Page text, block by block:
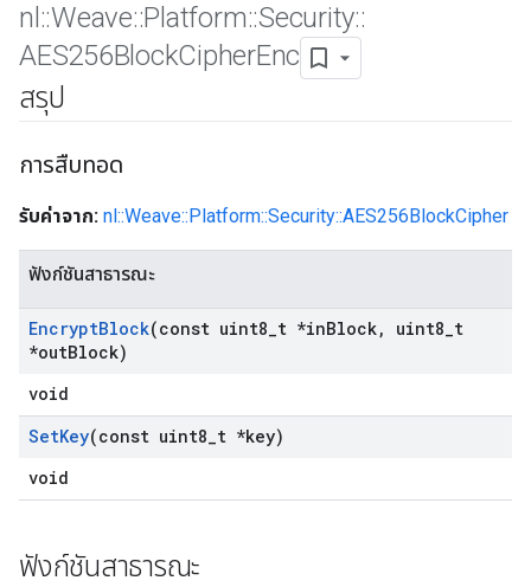
nl ::Weave::Platform::Security::
AES256BlockCipherEnc
สรุป
การสืบทอด
รับค่าจาก: nl::Weave::Platform::Security::AES256BlockCipher
ฟังก์ชันสาธารณะ
EncryptBlock(const uint8 t *inBlock, uint8 t
*outBlock)
void
SetKey(const uint8 t *key)
void
ฟังก์ชันสาธารณะ